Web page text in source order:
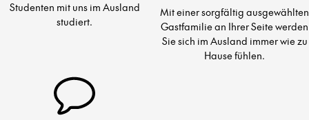
Studenten mit uns im Ausland
studiert.
Mit einer sorgfältig ausgewählten
Gastfamilie an Ihrer Seite werden
Sie sich im Ausland immer wie zu
Hause fühlen.